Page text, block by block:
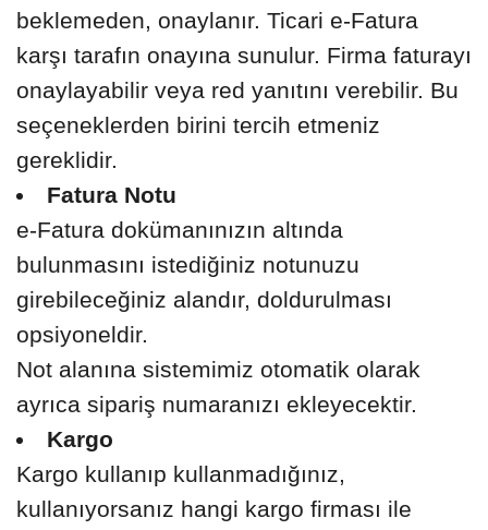
beklemeden, onaylanır. Ticari e-Fatura
karşı tarafın onayına sunulur. Firma faturayı
onaylayabilir veya red yanıtını verebilir. Bu
seçeneklerden birini tercih etmeniz
gereklidir.
Fatura Notu
e-Fatura dokümanınızın altında
bulunmasını istediğiniz notunuzu
girebileceğiniz alandır, doldurulması
opsiyoneldir.
Not alanına sistemimiz otomatik olarak
ayrıca sipariş numaranızı ekleyecektir.
Kargo
Kargo kullanıp kullanmadığınız,
kullanıyorsanız hangi kargo firması ile